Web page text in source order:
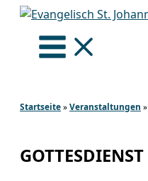
Zum
springen
Startseite»Veranstaltungen »
GOTTESDIENST